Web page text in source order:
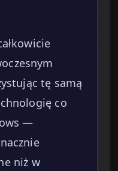
tę samą
co
—
niż w